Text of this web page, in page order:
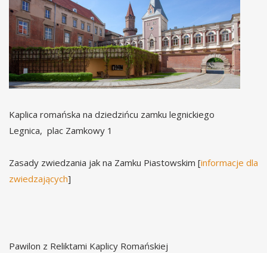
Kaplica romańska na dziedzińcu zamku legnickiego
Legnica, plac Zamkowy 1
Zasady zwiedzania jak na Zamku Piastowskim [informacje dla
zwiedzających]
Pawilon z Reliktami Kaplicy Romańskiej